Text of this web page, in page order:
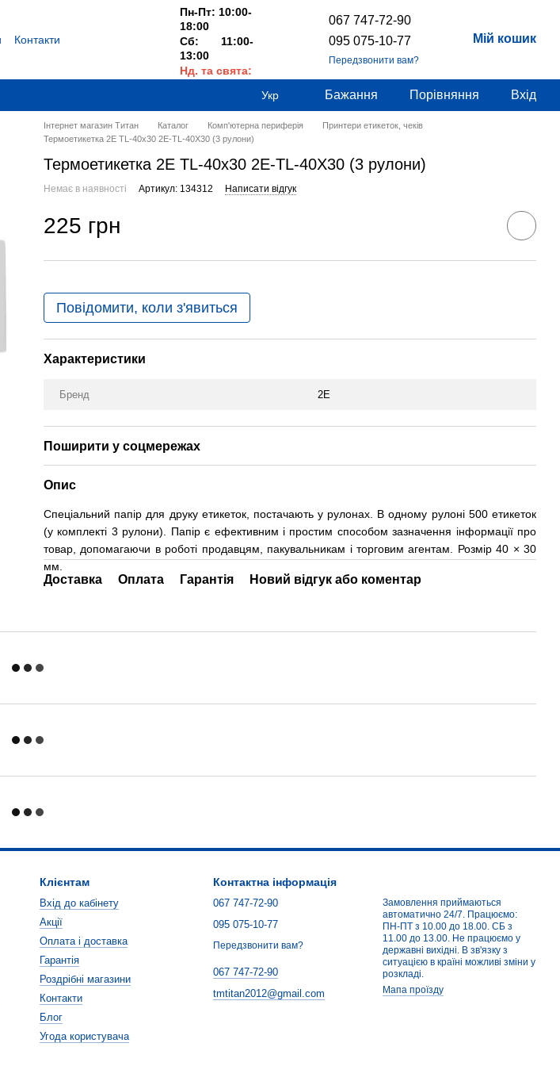
Контакти
Пн-Пт: 10:00-
18:00
Сб: 11:00-
13:00
Нд. та свята:
067 747-72-90
095 075-10-77
Передзвонити вам?
Мій кошик
Укр Бажання Порівняння Вхід
Інтернет магазин Титан Каталог Комп'ютерна периферія
Принтери етикеток, чеків
Термоетикетка 2E TL-40x30 2E-TL-40X30 (3 рулони)
Термоетикетка 2E TL-40x30 2E-TL-40X30 (3 рулони)
Немає в наявності Артикул: 134312 Написати відгук
225 грн
Повідомити, коли з'явиться
Характеристики
Бренд 2E
Поширити у соцмережах
Опис
Спеціальний папір для друку етикеток, постачають у рулонах. В одному рулоні 500 етикеток
(у комплекті 3 рулони). Папір є ефективним і простим способом зазначення інформації про
товар, допомагаючи в роботі продавцям, пакувальникам і торговим агентам. Розмір 40 × 30
мм.
Доставка Оплата Гарантія Новий відгук або коментар
Клієнтам
Вхід до кабінету
Акції
Оплата і доставка
Гарантія
Роздрібні магазини
Контакти
Блог
Угода користувача
Контактна інформація
067 747-72-90
095 075-10-77
Передзвонити вам?
067 747-72-90
tmtitan2012@gmail.com
Замовлення приймаються
автоматично 24/7. Працюємо:
ПН-ПТ з 10.00 до 18.00. СБ з
11.00 до 13.00. Не працюємо у
державні вихідні. В зв'язку з
ситуацією в країні можливі зміни у
розкладі.
Мапа проїзду